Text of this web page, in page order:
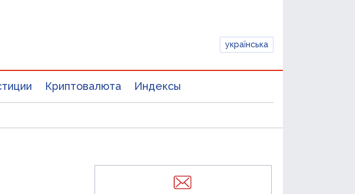
українська
Криптовалюта Индексы